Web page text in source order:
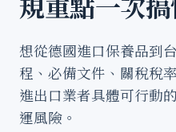
規重點一次
想從德國進口保養品到
程、必備文件、關稅稅
進出口業者具體可行動
運風險。